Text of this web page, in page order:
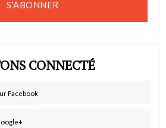
S'ABONNER
CONNECTÉ
Facebook